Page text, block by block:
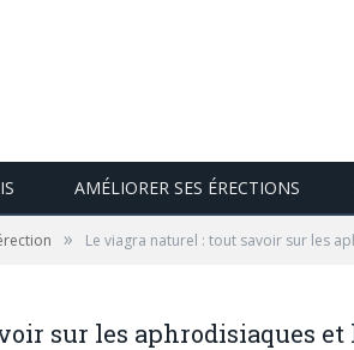
AMÉLIORER SES ÉRECTIONS
» Le viagra naturel : tout savoir sur les
sur les aphrodisiaques et